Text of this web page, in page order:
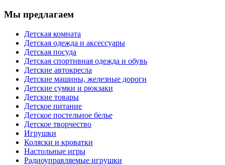
Мы предлагаем
Детская комната
Детская одежда и аксессуары
Детская посуда
Детская спортивная одежда и обувь
Детские автокресла
Детские машины, железные дороги
Детские сумки и рюкзаки
Детские товары
Детское питание
Детское постельное белье
Детское творчество
Игрушки
Коляски и кроватки
Настольные игры
Радиоуправляемые игрушки